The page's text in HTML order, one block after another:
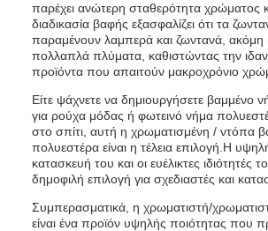
παρέχει ανώτερη σταθερότητα χρώματος
διαδικασία βαφής εξασφαλίζει ότι τα
παραμένουν λαμπερά και ζωντανά, ακόμη
πολλαπλά πλύματα, καθιστώντας την
προϊόντα που απαιτούν μακροχρόνιο
Είτε ψάχνετε να δημιουργήσετε βαμμένο
για ρούχα μόδας ή φωτεινό νήμα
στο σπίτι, αυτή η χρωματισμένη / ντόπα
πολυεστέρα είναι η τέλεια επιλογή.Η
κατασκευή του και οι ευέλικτες ιδιότητές
δημοφιλή επιλογή για σχεδιαστές και
Συμπερασματικά, η χρωματιστή/
είναι ένα προϊόν υψηλής ποιότητας που